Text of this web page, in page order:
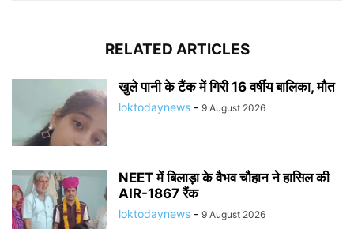
RELATED ARTICLES
खुले पानी के टैंक में गिरी 16 वर्षीय बालिका, मौत
loktodaynews - 9 August 2026
NEET में बिलाड़ा के वैभव चौहान ने हासिल की
AIR-1867 रैंक
loktodaynews - 9 August 2026